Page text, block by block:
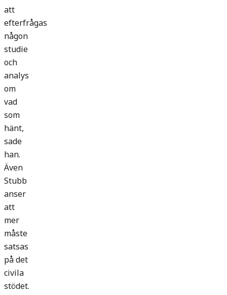
att
efterfrågas
någon
studie
och
analys
om
vad
som
hänt,
sade
han.
Även
Stubb
anser
att
mer
måste
satsas
på det
civila
stödet.